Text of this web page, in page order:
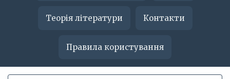
Теорія літератури Контакти
Правила користування